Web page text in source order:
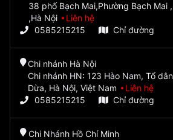
38 phố Bạch Mai,Phường Bạch Mai
,Hà Nội
Liên hệ
0585215215
Chỉ đường
Chi nhánh Hà Nội
Chi nhánh HN: 123 Hào Nam, Tổ
Dừa, Hà Nội, Việt Nam
Liên hệ
0585215215
Chỉ đường
Chi Nhánh Hồ Chí Minh